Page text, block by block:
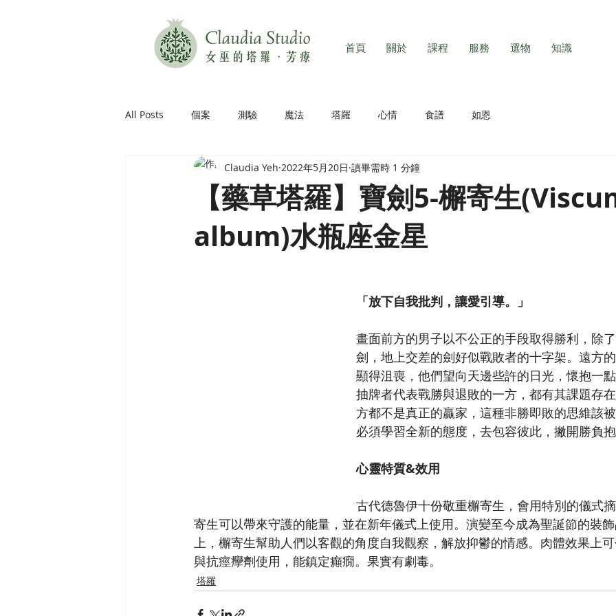
首頁 關於 課程 服務 選物 知識
All Posts 個案 測驗 魔法 塔羅 心情 食譜 如恩
【藥草塔羅】寶劍5-檞寄生
album)水瓶座金星
Claudia Yeh 2022年5月20日 讀畢需時 1 分鐘
「放下自我批判，讓愛引導。」
畫面前方的男子以不公正的手段取得勝利，除
劍，地上交差的劍好似戰敗者的十字架。遠方
顯得沮喪，他們望向天邊些許的日光，懷抱一
抽牌者代表戰勝與退敗的一方，都有其課題存
方都不是真正的贏家，這種非勝即敗的思維該
必須學習全新的態度，去包容彼此，撇開勝負
心靈特質&效用
古代德魯伊十份敬重檞寄生，會用特別的儀式
寄生可以帶來守護的能量，並在新年儀式上使用。演變至今成為聖誕節的裝
上，檞寄生幫助人們以客觀的角度自我觀察，解放抑鬱的情感。肉體效果上
與抗痙癴劑使用，能鎮定癲癇。果實有劇毒。
塔羅